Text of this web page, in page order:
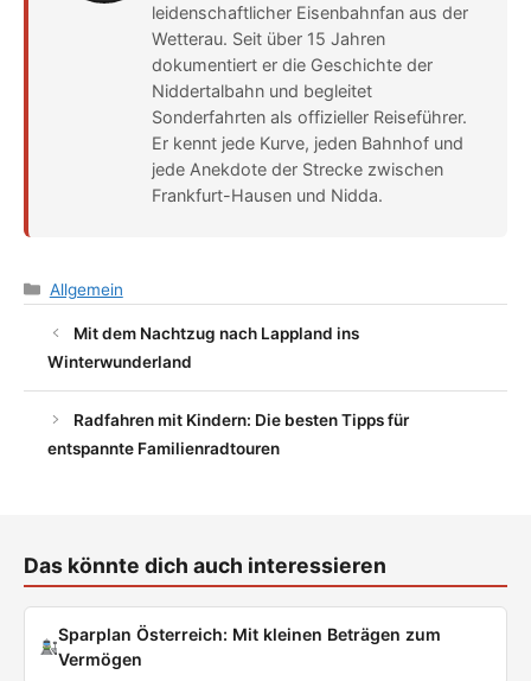
leidenschaftlicher Eisenbahnfan aus der
Wetterau. Seit über 15 Jahren
dokumentiert er die Geschichte der
Niddertalbahn und begleitet
Sonderfahrten als offizieller Reiseführer.
Er kennt jede Kurve, jeden Bahnhof und
jede Anekdote der Strecke zwischen
Frankfurt-Hausen und Nidda.
Categories
Allgemein
Mit dem Nachtzug nach Lappland ins
Winterwunderland
Radfahren mit Kindern: Die besten Tipps für
entspannte Familienradtouren
Das könnte dich auch interessieren
Sparplan Österreich: Mit kleinen Beträgen zum
Vermögen